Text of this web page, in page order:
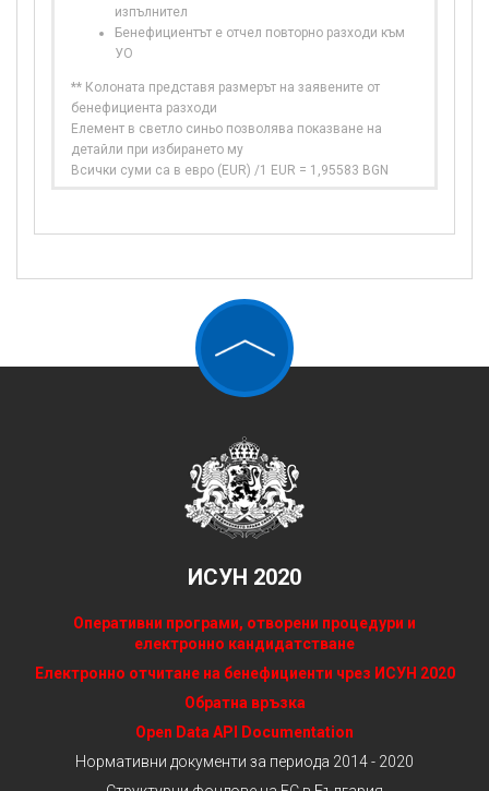
изпълнител
Бенефициентът е отчел повторно разходи към
УО
** Колоната представя размерът на заявените от
бенефициента разходи
Елемент в светло синьо позволява показване на
детайли при избирането му
Всички суми са в евро (EUR) /1 EUR = 1,95583 BGN
ИСУН 2020
Оперативни програми, отворени процедури и
електронно кандидатстване
Електронно отчитане на бенефициенти чрез ИСУН 2020
Обратна връзка
Open Data API Documentation
Нормативни документи за периода 2014 - 2020